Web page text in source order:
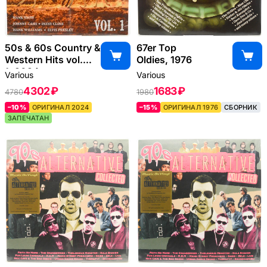
50s & 60s Country &
Western Hits vol.
1, 2024
Various
47804302 ₽
–10%
ОРИГИНАЛ 2024
ЗАПЕЧАТАН
67er Top
Oldies, 1976
Various
19801683 ₽
–15% ОРИГИНАЛ 1976 СБОРНИК